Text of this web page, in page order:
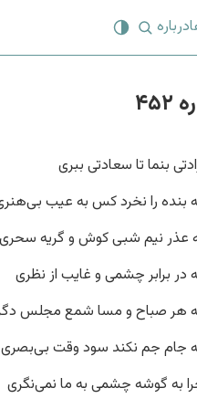
درباره
بنما تا سعادتی ببری
بنده را نخرد کس به عیب
عذر نیم شبی کوش و گریه سحری
در برابر چشمی و غایب از نظری
هر صباح و مسا شمع مجلس
جام جم نکند سود وقت بی‌بصری
به گوشه چشمی به ما نمی‌نگری